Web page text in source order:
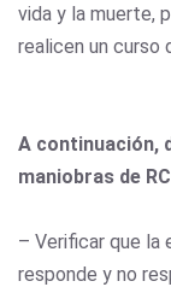
vida y la muerte,
realicen un curso
A continuación,
maniobras de
– Verificar que la
responde y no